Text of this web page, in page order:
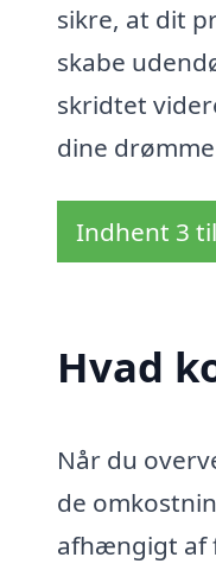
sikre, at dit
skabe
skridtet
dine
Indhent 3
Hvad
Når du
de
afhængigt af